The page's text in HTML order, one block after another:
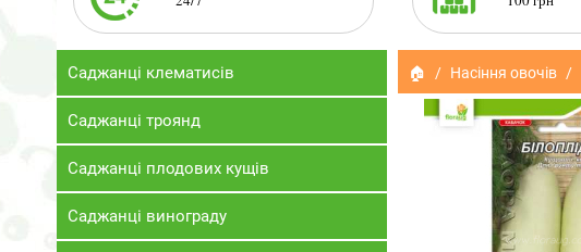
Саджанці клематисів
Саджанці троянд
Саджанці плодових кущів
Саджанці винограду
🏠 Насіння овочів